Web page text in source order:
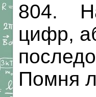
804.
цифр,
Помня